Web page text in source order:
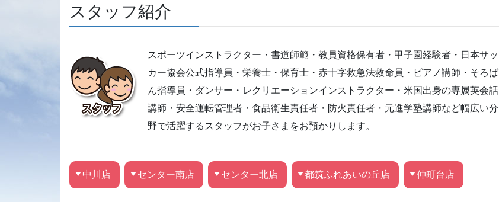
スタッフ紹介
スポーツインストラクター・書道師範・教員資格保有者・甲子園経験者・日本サッ
カー協会公式指導員・栄養士・保育士・赤十字救急法救命員・ピアノ講師・そろば
ん指導員・ダンサー・レクリエーションインストラクター・米国出身の専属英会話
講師・安全運転管理者・食品衛生責任者・防火責任者・元進学塾講師など幅広い分
野で活躍するスタッフがお子さまをお預かりします。
中川店 センター南店 センター北店 都筑ふれあいの丘店 仲町台店